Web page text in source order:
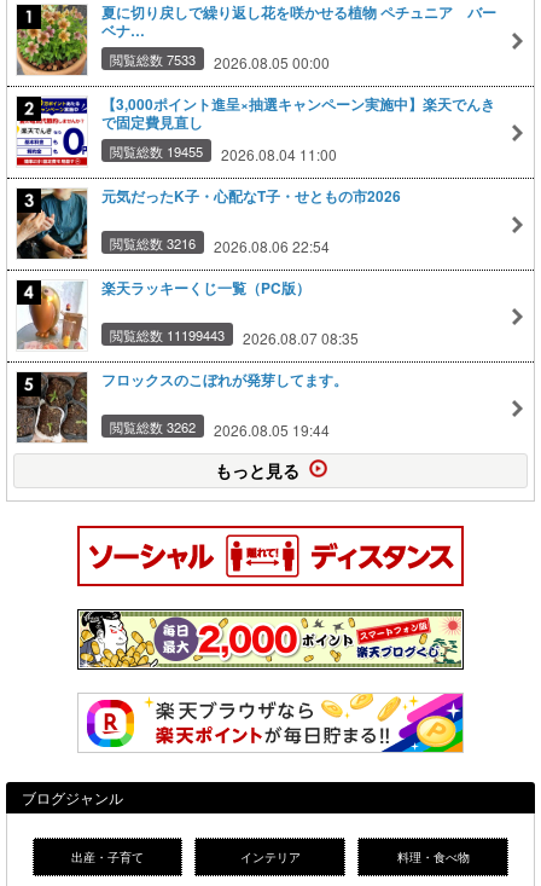
夏に切り戻しで繰り返し花を咲かせる植物 ペチュニア バー
ベナ…
閲覧総数 7533 2026.08.05 00:00
【3,000ポイント進呈×抽選キャンペーン実施中】楽天でんき
で固定費見直し
閲覧総数 19455 2026.08.04 11:00
元気だったK子・心配なT子・せともの市2026
閲覧総数 3216 2026.08.06 22:54
楽天ラッキーくじ一覧（PC版）
閲覧総数 11199443 2026.08.07 08:35
フロックスのこぼれが発芽してます。
閲覧総数 3262 2026.08.05 19:44
もっと見る
ブログジャンル
出産・子育て インテリア 料理・食べ物